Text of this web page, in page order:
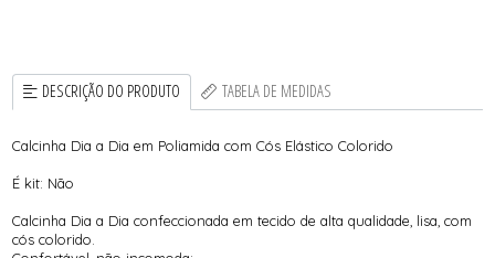
DESCRIÇÃO DO PRODUTO TABELA DE MEDIDAS
Calcinha Dia a Dia em Poliamida com Cós Elástico Colorido
É kit: Não
Calcinha Dia a Dia confeccionada em tecido de alta qualidade, lisa, com
cós colorido.